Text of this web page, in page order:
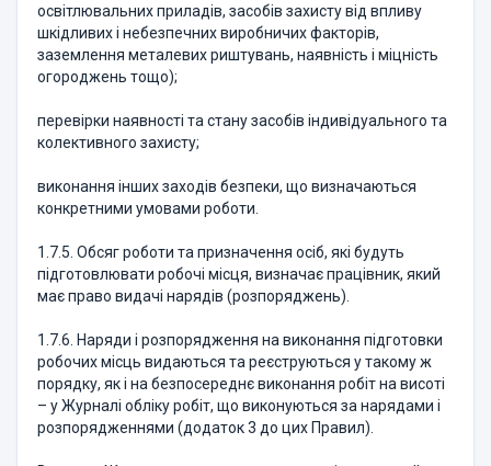
освітлювальних приладів, засобів захисту від впливу
шкідливих і небезпечних виробничих факторів,
заземлення металевих риштувань, наявність і міцність
огороджень тощо);
перевірки наявності та стану засобів індивідуального та
колективного захисту;
виконання інших заходів безпеки, що визначаються
конкретними умовами роботи.
1.7.5. Обсяг роботи та призначення осіб, які будуть
підготовлювати робочі місця, визначає працівник, який
має право видачі нарядів (розпоряджень).
1.7.6. Наряди і розпорядження на виконання підготовки
робочих місць видаються та реєструються у такому ж
порядку, як і на безпосереднє виконання робіт на висоті
– у Журналі обліку робіт, що виконуються за нарядами і
розпорядженнями (додаток 3 до цих Правил).